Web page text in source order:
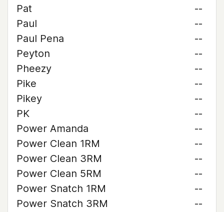
Pat
--
Paul
--
Paul Pena
--
Peyton
--
Pheezy
--
Pike
--
Pikey
--
PK
--
Power Amanda
--
Power Clean 1RM
--
Power Clean 3RM
--
Power Clean 5RM
--
Power Snatch 1RM
--
Power Snatch 3RM
--